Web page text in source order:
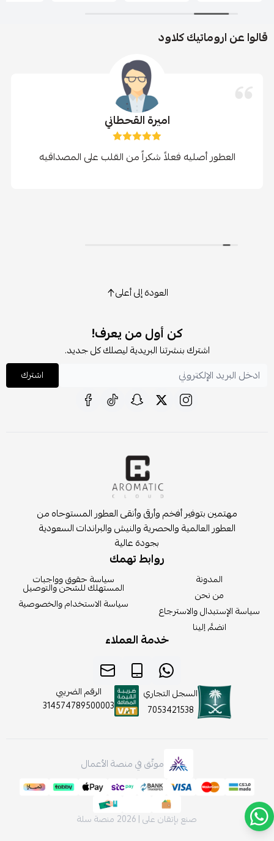
قالوا عن اروماتيك كلاود
اميرة القحطاني
العطور أصليه فعلاً شكراً من القلب على المصداقيه
العودة إلى أعلى
كن أول من يعرف!
اشترك بنشرتنا البريدية ليصلك كل جديد.
اشترك
مهتمين بتوفير أفخم وأرقى وأنقى العطور المستوحاه من
العطور العالمية والحصرية والنيش والبراندات السعودية
بجودة عالية
روابط تهمك
المدونة
من نحن
سياسة الإستبدال والاسترجاع
انضمَّ إلينا
سياسة حقوق وواجبات
المستهلك للشحن والتوصيل
سياسة الاستخدام والخصوصية
خدمة العملاء
السجل التجاري
7053421538
الرقم الضريبي
314574789500003
موثّق في منصة الأعمال
صنع بإتقان على | 2026 منصة سلة